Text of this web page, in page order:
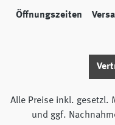
Öffnungszeiten
Alle Preise inkl. gesetzl.
und ggf.